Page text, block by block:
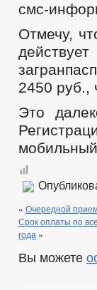
смс-
Отмечу,
2450 руб.,
Это
« Очередной
Срок оплаты по
года »
Вы можете